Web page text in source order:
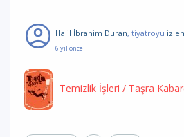
Halil İbrahim Duran, tiyatroyu
6 yıl önce
Temizlik İşleri / Taşra